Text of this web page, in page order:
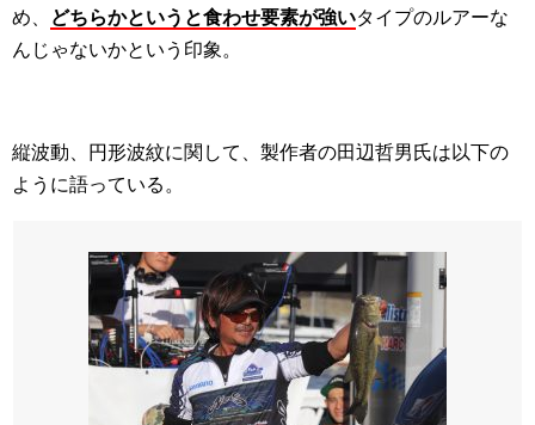
め、
どちらかというと食わせ要素が強いタイプのルアーな
んじゃないかという印象。
縦波動、円形波紋に関して、製作者の田辺哲男氏は以下の
ように語っている。